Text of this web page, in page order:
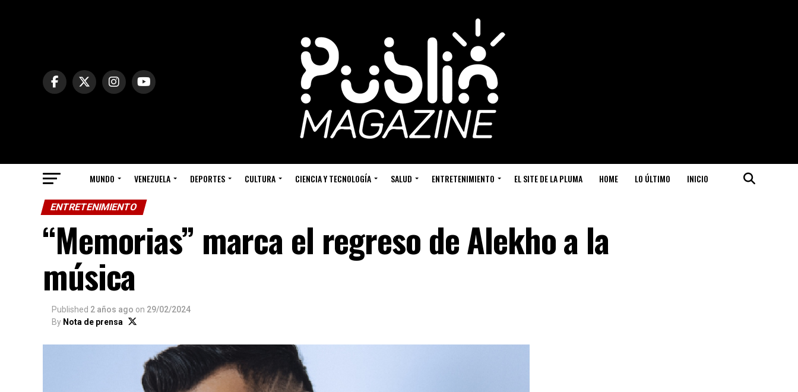
MUNDO VENEZUELA DEPORTES CULTURA CIENCIA Y TECNOLOGÍA SALUD ENTRETENIMIENTO EL SITE DE LA PLUMA HOME LO ÚLTIMO INICIO
ENTRETENIMIENTO
“Memorias” marca el regreso de Alekho a la
música
Published 2 años ago on 29/02/2024
By Nota de prensa